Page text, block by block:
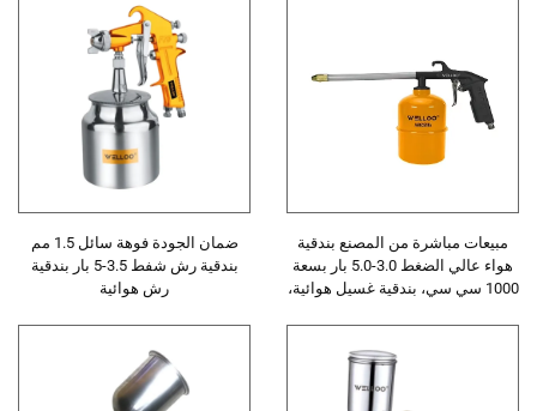
مبيعات مباشرة من المصنع بندقية
هواء عالي الضغط 3.0-5.0 بار بسعة
1000 سي سي، بندقية غسيل هوائية،
ضمان الجودة فوهة سائل 1.5 مم
بندقية رش شفط 3.5-5 بار بندقية
رش هوائية